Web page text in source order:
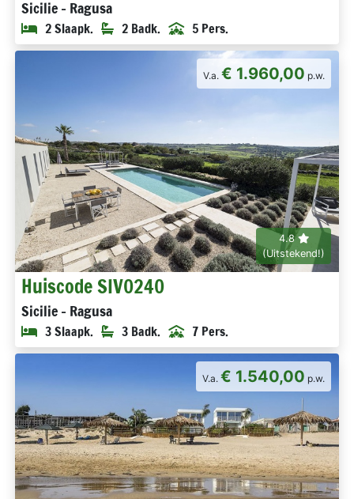
Sicilie - Ragusa
2 Slaapk. 2 Badk. 5 Pers.
V.a. € 1.960,00 p.w.
4.8
(Uitstekend!)
Huiscode SIV0240
Sicilie - Ragusa
3 Slaapk. 3 Badk. 7 Pers.
V.a. € 1.540,00 p.w.